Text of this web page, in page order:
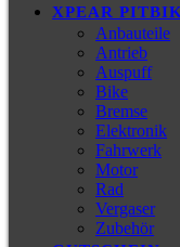
XPEAR
Anbauteile
Antrieb
Auspuff
Bike
Bremse
Elektronik
Fahrwerk
Motor
Rad
Vergaser
Zubehör